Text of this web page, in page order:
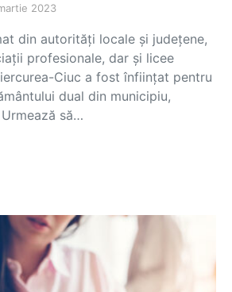
2023
din autorităţi locale şi judeţene,
profesionale, dar şi licee
Ciuc a fost înfiinţat pentru
dual din municipiu,
să…